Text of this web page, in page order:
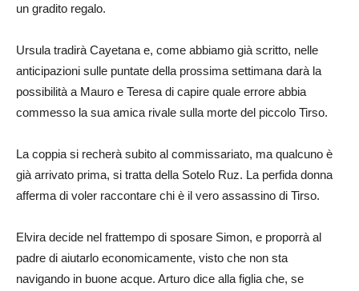
un gradito regalo.
Ursula tradirà Cayetana e, come abbiamo già scritto, nelle
anticipazioni sulle puntate della prossima settimana darà la
possibilità a Mauro e Teresa di capire quale errore abbia
commesso la sua amica rivale sulla morte del piccolo Tirso.
La coppia si recherà subito al commissariato, ma qualcuno è
già arrivato prima, si tratta della Sotelo Ruz. La perfida donna
afferma di voler raccontare chi è il vero assassino di Tirso.
Elvira decide nel frattempo di sposare Simon, e proporrà al
padre di aiutarlo economicamente, visto che non sta
navigando in buone acque. Arturo dice alla figlia che, se